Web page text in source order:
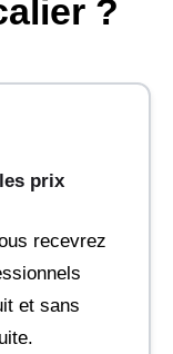
?
prix
recevrez
et sans